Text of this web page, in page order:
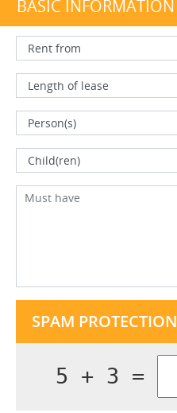
BASIC INFORMATION
SPAM PROTECTION
5 + 3 =